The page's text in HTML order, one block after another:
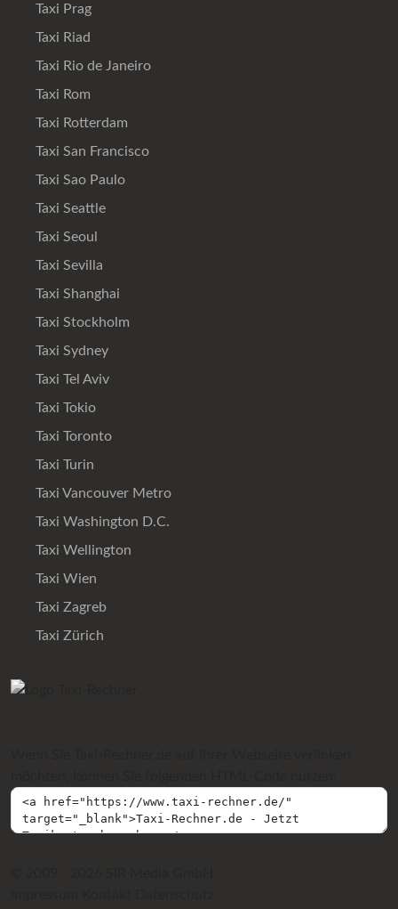
Taxi Prag
Taxi Riad
Taxi Rio de Janeiro
Taxi Rom
Taxi Rotterdam
Taxi San Francisco
Taxi Sao Paulo
Taxi Seattle
Taxi Seoul
Taxi Sevilla
Taxi Shanghai
Taxi Stockholm
Taxi Sydney
Taxi Tel Aviv
Taxi Tokio
Taxi Toronto
Taxi Turin
Taxi Vancouver Metro
Taxi Washington D.C.
Taxi Wellington
Taxi Wien
Taxi Zagreb
Taxi Zürich